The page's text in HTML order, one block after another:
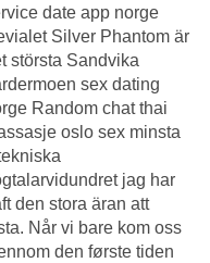
date app norge
Silver Phantom är
största Sandvika
sex dating
Random chat thai
oslo sex minsta
jag har
den stora äran att
Når vi bare kom oss
den første tiden